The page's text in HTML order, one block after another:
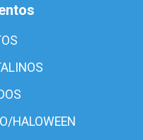
HALOWEEN